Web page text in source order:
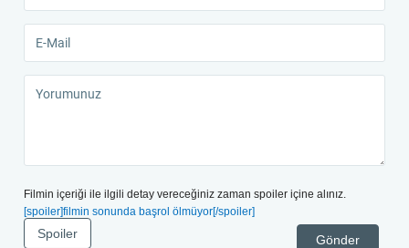
Filmin içeriği ile ilgili detay vereceğiniz zaman spoiler içine alınız.
[spoiler]filmin sonunda başrol ölmüyor[/spoiler]
Gönder
Spoiler